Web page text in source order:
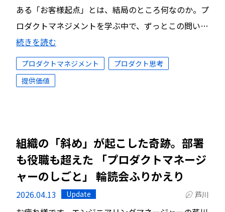
ある「お客様起点」とは、結局のところ何なのか。プ
ロダクトマネジメントを学ぶ中で、ずっとこの問い…
続きを読む
プロダクトマネジメント
プロダクト思考
提供価値
組織の「斜め」が起こした奇跡。部署
も役職も超えた 「プロダクトマネージ
ャーのしごと」 輪読会ふりかえり
2026.04.13 Update 芦川